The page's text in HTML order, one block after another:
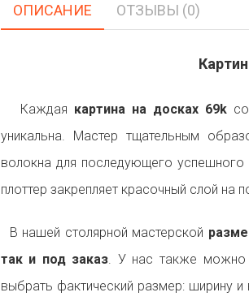
ОПИСАНИЕ ОТЗЫВЫ (0)
Каждая картина на досках 69k
уникальна. Мастер тщательным
волокна для последующего успешного
плоттер закрепляет красочный слой на
В нашей столярной мастерской
так и под заказ . У нас также можно
выбрать фактический размер: ширину